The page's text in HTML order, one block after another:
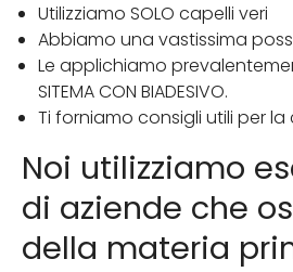
Utilizziamo SOLO capelli veri
Abbiamo una vastissima
Le applichiamo
SITEMA CON BIADESIVO.
Ti forniamo consigli utili per
Noi utilizziamo
di aziende che
della materia